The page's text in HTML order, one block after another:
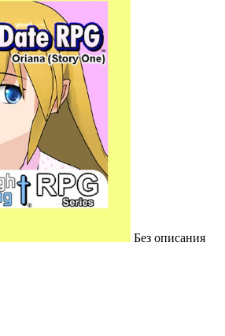
Без описания